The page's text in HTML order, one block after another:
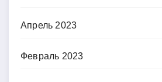
Апрель 2023
Февраль 2023